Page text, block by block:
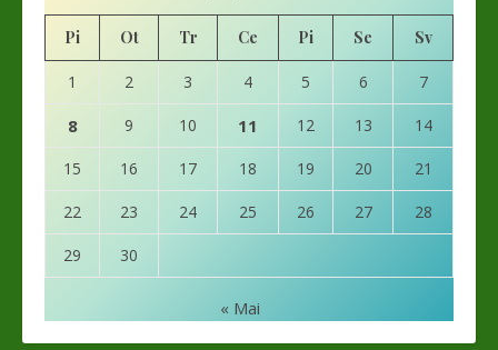
Pi Ot Tr Ce Pi Se Sv
1 2 3 4 5 6 7
8 9 10 11 12 13 14
15 16 17 18 19 20 21
22 23 24 25 26 27 28
29 30
« Mai